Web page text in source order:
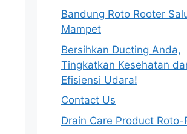
Bandung Roto Rooter
Mampet
Bersihkan Ducting Anda,
Tingkatkan Kesehatan
Efisiensi Udara!
Contact Us
Drain Care Product Roto-